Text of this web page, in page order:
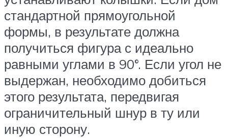
стандартной прямоугольной
формы, в результате должна
получиться фигура с идеально
равными углами в 90°. Если угол не
выдержан, необходимо добиться
этого результата, передвигая
ограничительный шнур в ту или
иную сторону.